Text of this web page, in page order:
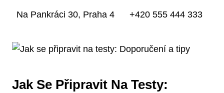
Na Pankráci 30, Praha 4 +420 555 444 333
Jak Se Připravit Na Testy: